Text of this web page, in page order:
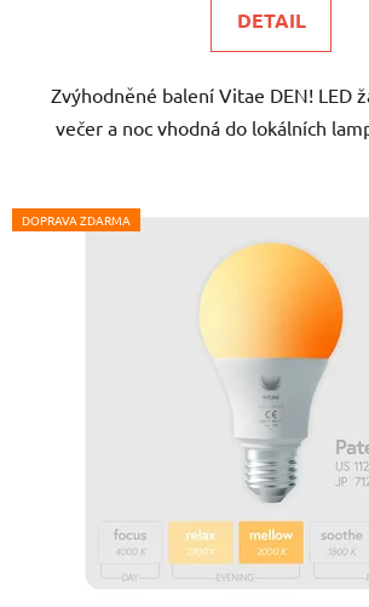
5
DETAIL
Zvýhodněné balení Vitae DEN! LED
večer a noc vhodná do lokálních
DOPRAVA ZDARMA